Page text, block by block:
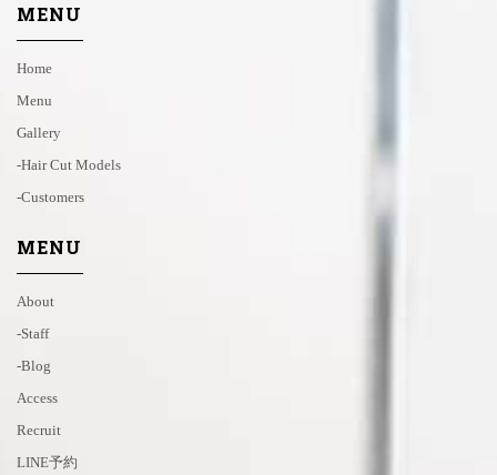
MENU
Home
Menu
Gallery
-hair Cut Models
-customers
MENU
About
-staff
-blog
Access
Recruit
LINE予約